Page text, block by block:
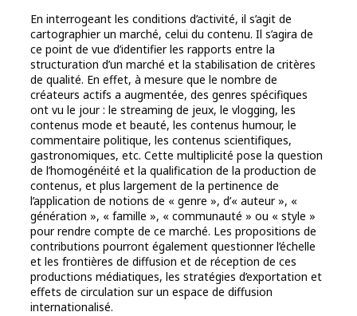
En interrogeant les conditions d’activité, il s’agit de
cartographier un marché, celui du contenu. Il s’agira de
ce point de vue d’identifier les rapports entre la
structuration d’un marché et la stabilisation de critères
de qualité. En effet, à mesure que le nombre de
créateurs actifs a augmentée, des genres spécifiques
ont vu le jour : le streaming de jeux, le vlogging, les
contenus mode et beauté, les contenus humour, le
commentaire politique, les contenus scientifiques,
gastronomiques, etc. Cette multiplicité pose la question
de l’homogénéité et la qualification de la production de
contenus, et plus largement de la pertinence de
l’application de notions de « genre », d’« auteur », «
génération », « famille », « communauté » ou « style »
pour rendre compte de ce marché. Les propositions de
contributions pourront également questionner l’échelle
et les frontières de diffusion et de réception de ces
productions médiatiques, les stratégies d’exportation et
effets de circulation sur un espace de diffusion
internationalisé.